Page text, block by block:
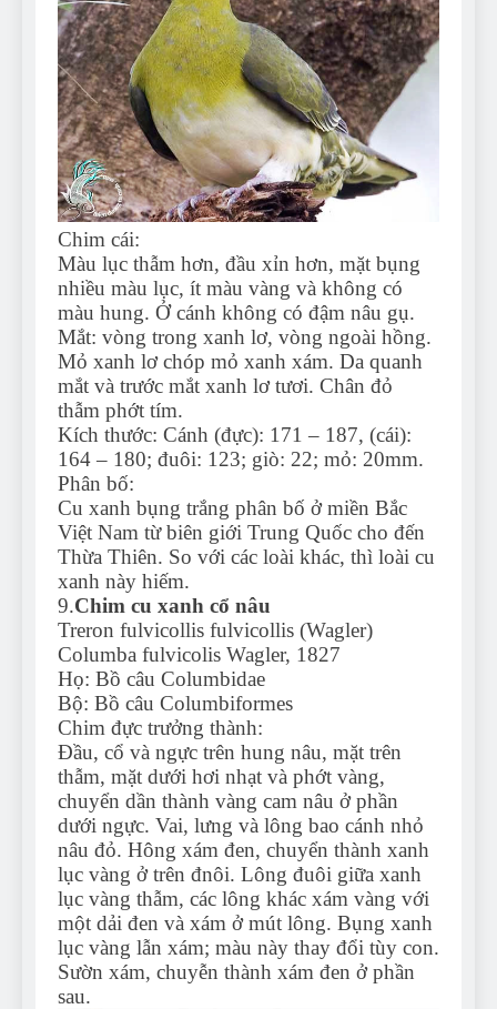
Chim cái:
Màu lục thẫm hơn, đầu xỉn hơn, mặt bụng
nhiều màu lục, ít màu vàng và không có
màu hung. Ở cánh không có đậm nâu gụ.
Mắt: vòng trong xanh lơ, vòng ngoài hồng.
Mỏ xanh lơ chóp mỏ xanh xám. Da quanh
mắt và trước mắt xanh lơ tươi. Chân đỏ
thẫm phớt tím.
Kích thước: Cánh (đực): 171 – 187, (cái):
164 – 180; đuôi: 123; giò: 22; mỏ: 20mm.
Phân bố:
Cu xanh bụng trắng phân bố ở miền Bắc
Việt Nam từ biên giới Trung Quốc cho đến
Thừa Thiên. So với các loài khác, thì loài cu
xanh này hiếm.
9.Chim cu xanh cổ nâu
Treron fulvicollis fulvicollis (Wagler)
Columba fulvicolis Wagler, 1827
Họ: Bồ câu Columbidae
Bộ: Bồ câu Columbiformes
Chim đực trưởng thành:
Đầu, cổ và ngực trên hung nâu, mặt trên
thẫm, mặt dưới hơi nhạt và phớt vàng,
chuyển dần thành vàng cam nâu ở phần
dưới ngực. Vai, lưng và lông bao cánh nhỏ
nâu đỏ. Hông xám đen, chuyển thành xanh
lục vàng ở trên đnôi. Lông đuôi giữa xanh
lục vàng thẫm, các lông khác xám vàng với
một dải đen và xám ở mút lông. Bụng xanh
lục vàng lẫn xám; màu này thay đổi tùy con.
Sườn xám, chuyễn thành xám đen ở phần
sau.